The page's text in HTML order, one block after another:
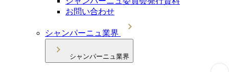
お問い合わせ
シャンパーニュ業界
シャンパーニュ業界